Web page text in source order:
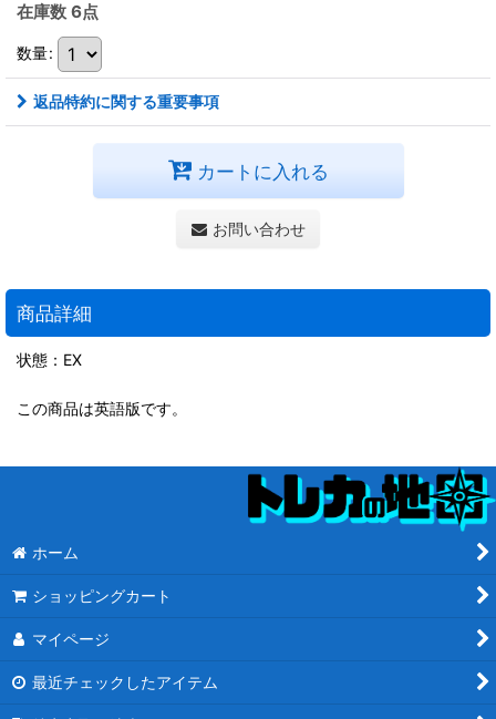
在庫数 6点
数量:
返品特約に関する重要事項
カートに入れる
お問い合わせ
商品詳細
状態：EX
この商品は英語版です。
ホーム
ショッピングカート
マイページ
最近チェックしたアイテム